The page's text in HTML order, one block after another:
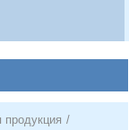
продукция /